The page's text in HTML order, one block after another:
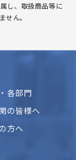
し、取扱商品等に
せん。
各部門
の皆様へ
方へ